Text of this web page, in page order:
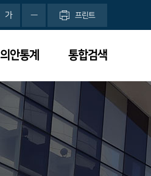
가 프린트
의안통계 통합검색